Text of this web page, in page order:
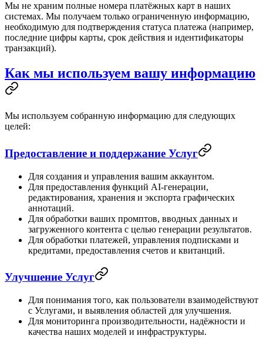
Мы не храним полные номера платёжных карт в наших
системах. Мы получаем только ограниченную информацию,
необходимую для подтверждения статуса платежа (например,
последние цифры карты, срок действия и идентификаторы
транзакций).
Как мы используем вашу информацию
Мы используем собранную информацию для следующих
целей:
Предоставление и поддержание Услуг
Для создания и управления вашим аккаунтом.
Для предоставления функций AI-генерации,
редактирования, хранения и экспорта графических
аннотаций.
Для обработки ваших промптов, вводных данных и
загруженного контента с целью генерации результатов.
Для обработки платежей, управления подписками и
кредитами, предоставления счетов и квитанций.
Улучшение Услуг
Для понимания того, как пользователи взаимодействуют
с Услугами, и выявления областей для улучшения.
Для мониторинга производительности, надёжности и
качества наших моделей и инфраструктуры.